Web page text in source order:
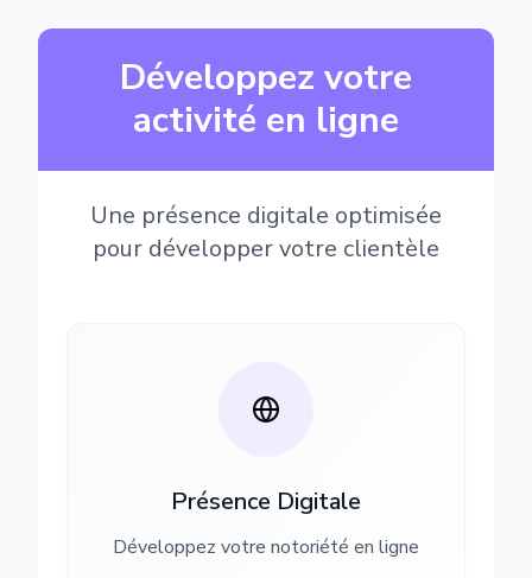
Développez votre
activité en ligne
Une présence digitale optimisée
pour développer votre clientèle
Présence Digitale
Développez votre notoriété en ligne